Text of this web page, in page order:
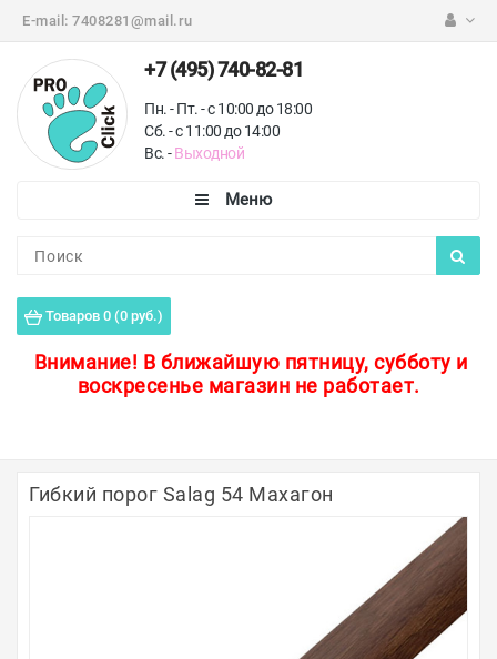
E-mail: 7408281@mail.ru
+7 (495) 740-82-81
Пн. - Пт. - с 10:00 до 18:00
Сб. - с 11:00 до 14:00
Вс. -Выходной
Товаров 0 (0 руб.)
Внимание! В ближайшую пятницу, субботу и
воскресенье магазин не работает.
Пороги для пола
Защитные уголки
Гибкий порог Salag 54 Махагон